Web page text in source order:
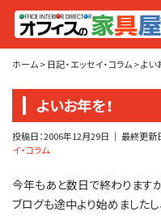
平山社長のブ
ホーム>日記・エッセイ・コラム>よい
よいお年を！
投稿日：2006年12月29日 ｜ 最終更新
イ・コラム
今年もあと数日で終わります
ブログも途中より始めました